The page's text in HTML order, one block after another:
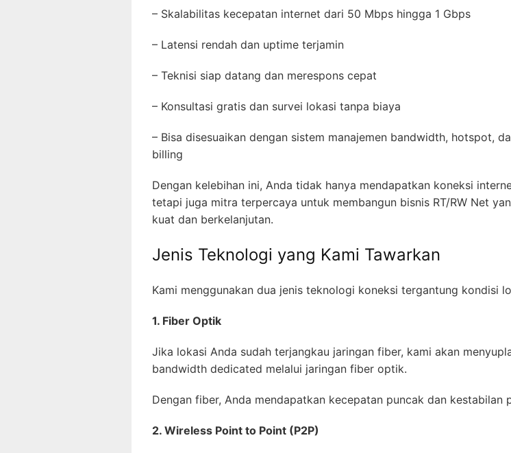
– Skalabilitas kecepatan internet dari 50 Mbps hingga 1 Gbps
– Latensi rendah dan uptime terjamin
– Teknisi siap datang dan merespons cepat
– Konsultasi gratis dan survei lokasi tanpa biaya
– Bisa disesuaikan dengan sistem manajemen bandwidth, hotspot,
billing
Dengan kelebihan ini, Anda tidak hanya mendapatkan koneksi
tetapi juga mitra terpercaya untuk membangun bisnis RT/RW Net
kuat dan berkelanjutan.
Jenis Teknologi yang Kami Tawarkan
Kami menggunakan dua jenis teknologi koneksi tergantung kondisi
1. Fiber Optik
Jika lokasi Anda sudah terjangkau jaringan fiber, kami akan
bandwidth dedicated melalui jaringan fiber optik.
Dengan fiber, Anda mendapatkan kecepatan puncak dan kestabilan
2. Wireless Point to Point (P2P)